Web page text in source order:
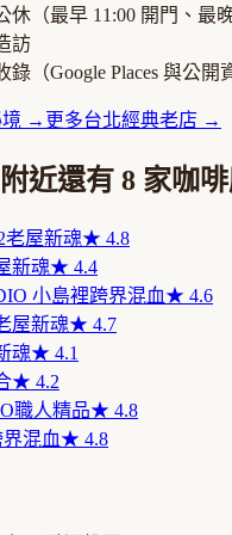
休 （最早 11:00 開門、最
訪
錄（Google Places 與公
→ 更多台北經典老店 →
附近還有 8 家咖
老屋新魂★ 4.8
新魂★ 4.4
小島裡跨界混血★ 4.6
屋新魂★ 4.7
魂★ 4.1
★ 4.2
職人精品★ 4.8
界混血★ 4.8